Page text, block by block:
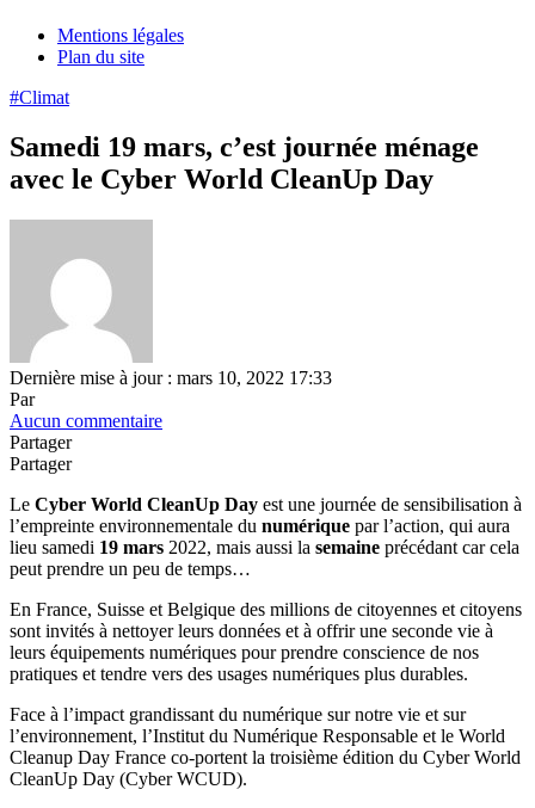
Mentions légales
Plan du site
#Climat
Samedi 19 mars, c’est journée ménage
avec le Cyber World CleanUp Day
Dernière mise à jour : mars 10, 2022 17:33
Par
Aucun commentaire
Partager
Partager
Le Cyber World CleanUp Day est une journée de sensibilisation à
l’empreinte environnementale du numérique par l’action, qui aura
lieu samedi 19 mars 2022, mais aussi la semaine précédant car cela
peut prendre un peu de temps…
En France, Suisse et Belgique des millions de citoyennes et citoyens
sont invités à nettoyer leurs données et à offrir une seconde vie à
leurs équipements numériques pour prendre conscience de nos
pratiques et tendre vers des usages numériques plus durables.
Face à l’impact grandissant du numérique sur notre vie et sur
l’environnement, l’Institut du Numérique Responsable et le World
Cleanup Day France co-portent la troisième édition du Cyber World
CleanUp Day (Cyber WCUD).